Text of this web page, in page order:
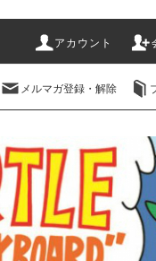
アカウント
メルマガ登録・解除